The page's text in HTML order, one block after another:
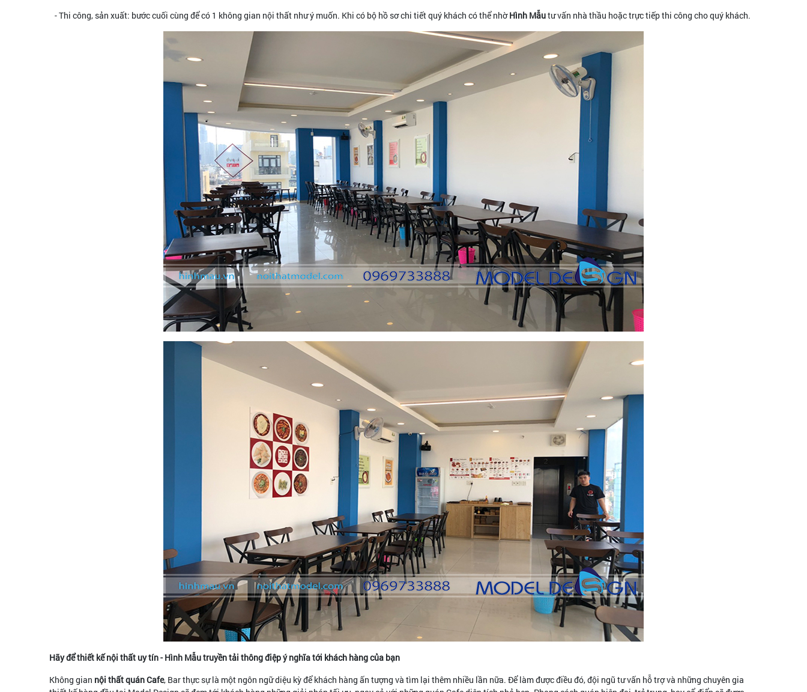
- Thi công, sản xuất: bước cuối cùng để có 1 không gian nội thất như ý muốn. Khi có bộ hồ sơ chi tiết quý khách có thể nhờHình Mẫutư vấn nhà thầu hoặc trực tiếp thi công cho quý khách.
Hãy để thiết kế nội thất uy tín - Hình Mẫu truyền tải thông điệp ý nghĩa tới khách hàng của bạn
Không gian nội thất quán Cafe, Bar thực sự là một ngôn ngữ diệu kỳ để khách hàng ấn tượng và tìm lại thêm nhiều lần nữa. Để làm được điều đó, đội ngũ tư vấn hỗ trợ và những chuyên gia